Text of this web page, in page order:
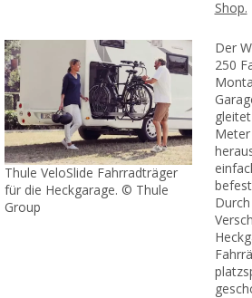
Shop.
Thule VeloSlide Fahrradträger
für die Heckgarage. © Thule
Group
Der
250
Meter